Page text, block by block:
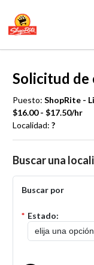
Solicitud de
Puesto: ShopRite -
$16.00 - $17.50/hr
Localidad: ?
Por favor, seleccione
Buscar una
Buscar por
* Estado: